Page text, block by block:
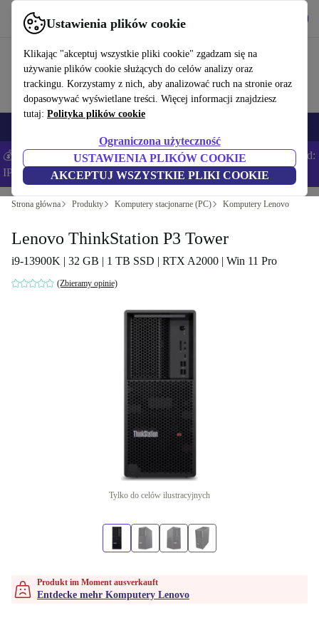
Ustawienia plików cookie
Klikając "akceptuj wszystkie pliki cookie" zgadzam się na
używanie plików cookie służących do celów analizy oraz
trackingu. Korzystamy z nich, aby analizować ruch na stronie oraz
dopasowywać wyświetlane treści. Więcej informacji znajdziesz
tutaj: Polityka plików cookie
Ograniczona użyteczność
USTAWIENIA PLIKÓW COOKIE
AKCEPTUJ WSZYSTKIE PLIKI COOKIE
Korzystaj z refurbed szybko i łatwo
💰Zaoszczędź DODATKOWE 5% na wszystkich iPhone’ach – Kod:
IPHONEDEAL –Regulamin
Strona główna Produkty Komputery stacjonarne (PC) Komputery Lenovo
Lenovo ThinkStation P3 Tower
i9-13900K | 32 GB | 1 TB SSD | RTX A2000 | Win 11 Pro
(Zbieramy opinie)
Tylko do celów ilustracyjnych
Produkt im Moment ausverkauft
Entdecke mehr Komputery Lenovo